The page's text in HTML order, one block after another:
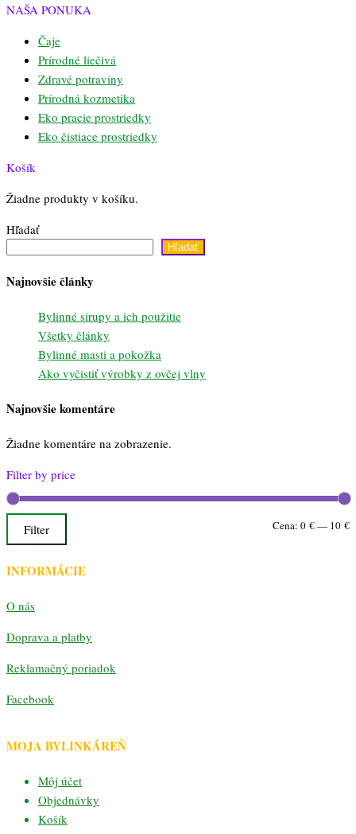
NAŠA PONUKA
Čaje
Prírodné liečivá
Zdravé potraviny
Prírodná kozmetika
Eko pracie prostriedky
Eko čistiace prostriedky
Košík
Žiadne produkty v košíku.
Hľadať
Hľadať
Najnovšie články
Bylinné sirupy a ich použitie
Všetky články
Bylinné masti a pokožka
Ako vyčistiť výrobky z ovčej vlny
Najnovšie komentáre
Žiadne komentáre na zobrazenie.
Filter by price
Filter Cena: 0 €— 10 €
INFORMÁCIE
O nás
Doprava a platby
Reklamačný poriadok
Facebook
MOJA BYLINKÁREŇ
Môj účet
Objednávky
Košík